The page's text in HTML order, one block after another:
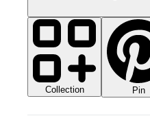
Collection Pin